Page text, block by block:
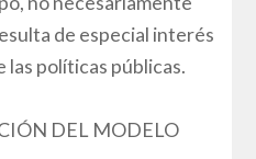
de especial interés
las políticas públicas.
DEL MODELO